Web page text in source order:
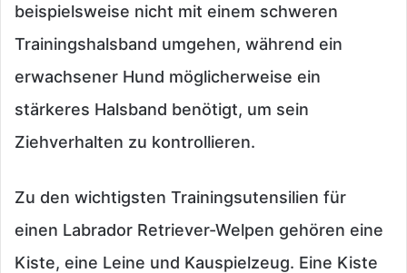
beispielsweise nicht mit einem schweren
Trainingshalsband umgehen, während ein
erwachsener Hund möglicherweise ein
stärkeres Halsband benötigt, um sein
Ziehverhalten zu kontrollieren.
Zu den wichtigsten Trainingsutensilien für
einen Labrador Retriever-Welpen gehören eine
Kiste, eine Leine und Kauspielzeug. Eine Kiste